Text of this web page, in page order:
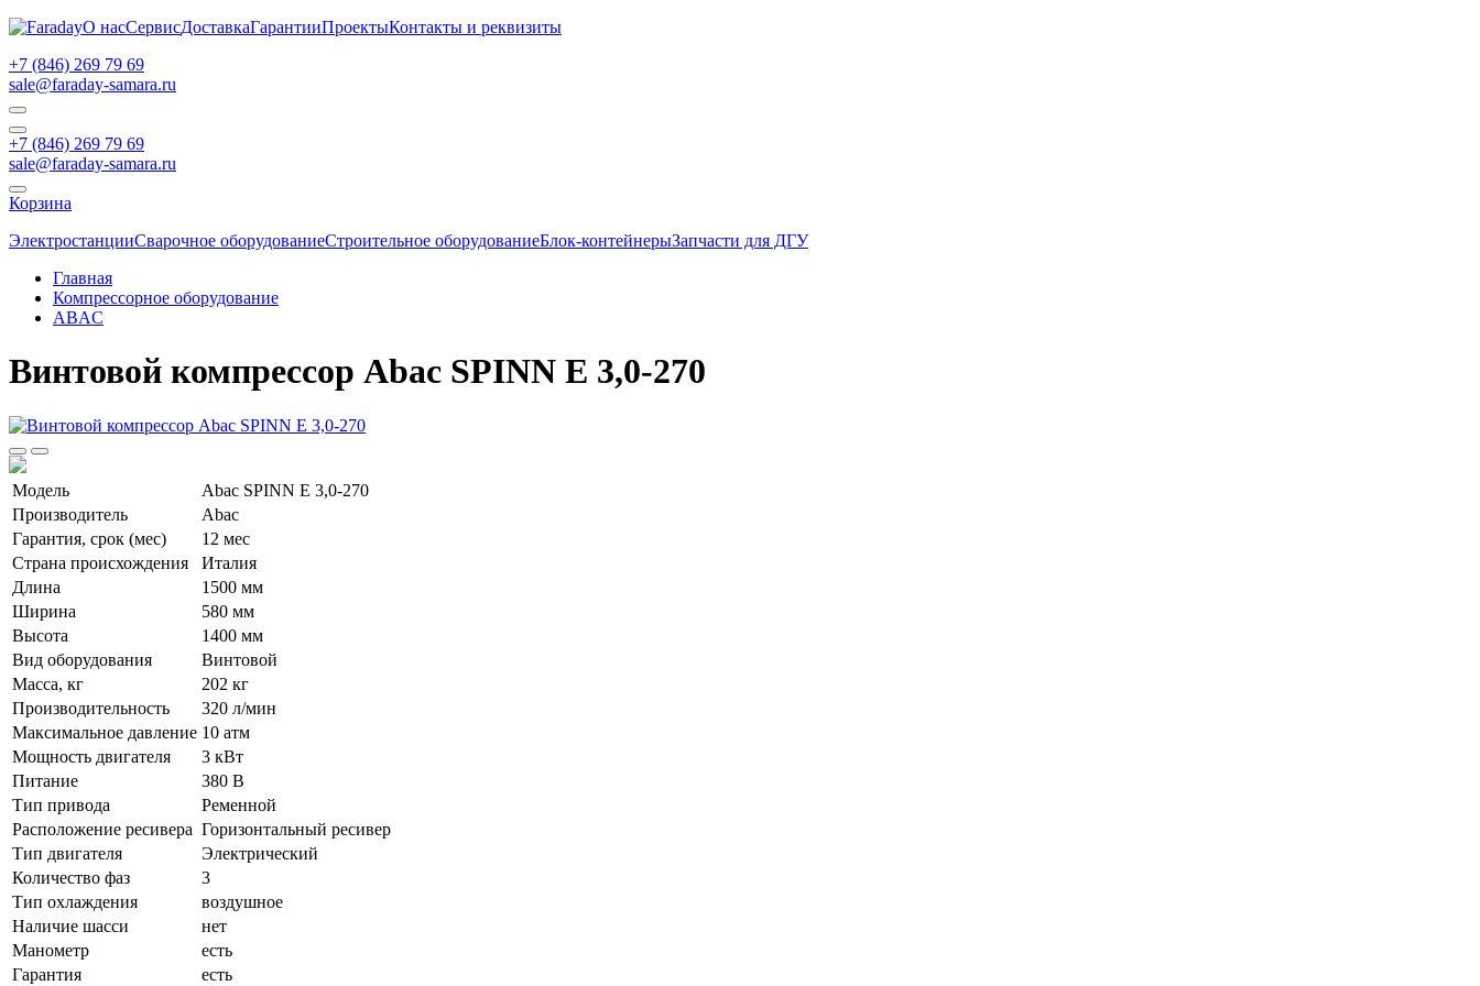
О насСервисДоставкаГарантииПроектыКонтакты и реквизиты
+7 (846) 269 79 69
sale@faraday-samara.ru
+7 (846) 269 79 69
sale@faraday-samara.ru
Корзина
ЭлектростанцииСварочное оборудованиеСтроительное оборудованиеБлок-контейнерыЗапчасти для ДГУ
Главная
Компрессорное оборудование
ABAC
Винтовой компрессор Abac SPINN E 3,0-270
Модель
Abac SPINN E 3,0-270
Производитель
Abac
Гарантия, срок (мес)
12 мес
Страна происхождения
Италия
Длина
1500 мм
Ширина
580 мм
Высота
1400 мм
Вид оборудования
Винтовой
Масса, кг
202 кг
Производительность
320 л/мин
Максимальное давление 10 атм
Мощность двигателя
3 кВт
Питание
380 В
Тип привода
Ременной
Расположение ресивера Горизонтальный ресивер
Тип двигателя
Электрический
Количество фаз
3
Тип охлаждения
воздушное
Наличие шасси
нет
Манометр
есть
Гарантия
есть